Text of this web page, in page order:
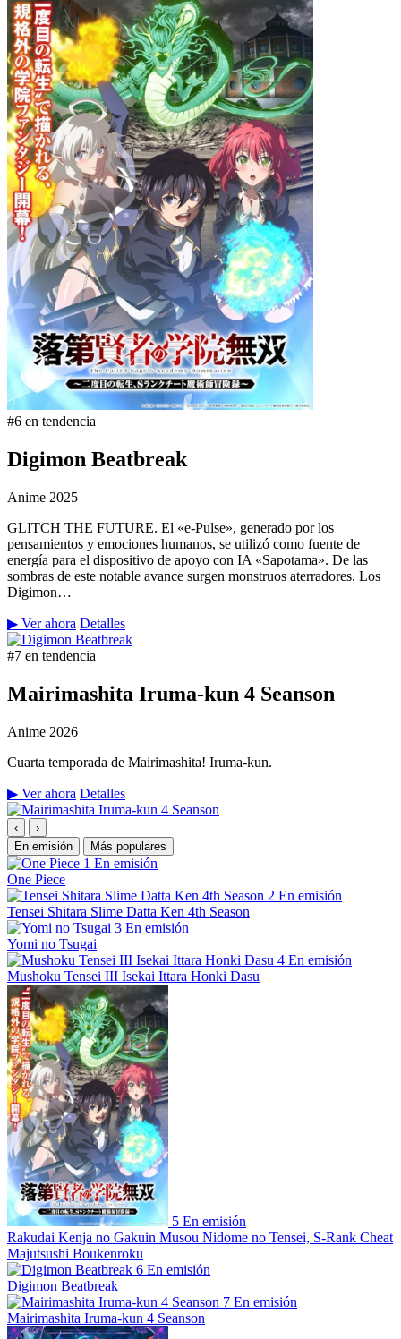
#6 en tendencia
Digimon Beatbreak
Anime 2025
GLITCH THE FUTURE. El «e-Pulse», generado por los
pensamientos y emociones humanos, se utilizó como fuente de
energía para el dispositivo de apoyo con IA «Sapotama». De las
sombras de este notable avance surgen monstruos aterradores. Los
Digimon…
▶ Ver ahora Detalles
#7 en tendencia
Mairimashita Iruma-kun 4 Seanson
Anime 2026
Cuarta temporada de Mairimashita! Iruma-kun.
▶ Ver ahora Detalles
‹
›
En emisión
Más populares
1 En emisión
One Piece
2 En emisión
Tensei Shitara Slime Datta Ken 4th Season
3 En emisión
Yomi no Tsugai
4 En emisión
Mushoku Tensei III Isekai Ittara Honki Dasu
5 En emisión
Rakudai Kenja no Gakuin Musou Nidome no Tensei, S-Rank Cheat
Majutsushi Boukenroku
6 En emisión
Digimon Beatbreak
7 En emisión
Mairimashita Iruma-kun 4 Seanson